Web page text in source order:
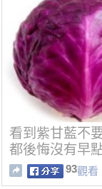
看到紫甘藍不
都後悔沒有早
93觀看